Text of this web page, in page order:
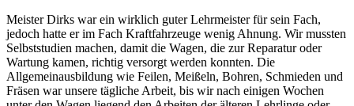
Meister Dirks war ein wirklich guter Lehrmeister für sein Fach,
jedoch hatte er im Fach Kraftfahrzeuge wenig Ahnung. Wir mussten
Selbststudien machen, damit die Wagen, die zur Reparatur oder
Wartung kamen, richtig versorgt werden konnten. Die
Allgemeinausbildung wie Feilen, Meißeln, Bohren, Schmieden und
Fräsen war unsere tägliche Arbeit, bis wir nach einigen Wochen